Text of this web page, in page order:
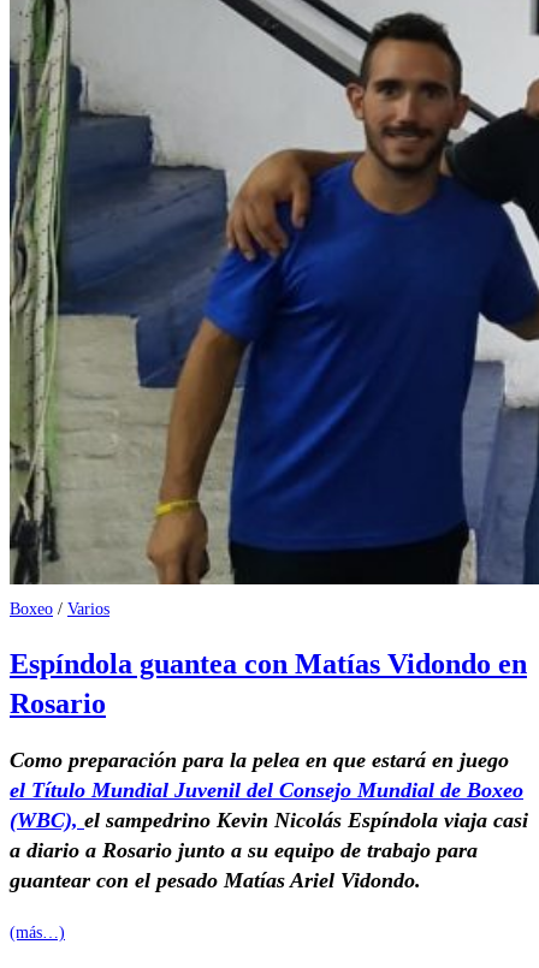
Boxeo / Varios
Espíndola guantea con Matías Vidondo en
Rosario
Como preparación para la pelea en que estará en juego
el Título Mundial Juvenil del Consejo Mundial de Boxeo
(WBC), el sampedrino Kevin Nicolás Espíndola viaja casi
a diario a Rosario junto a su equipo de trabajo para
guantear con el pesado Matías Ariel Vidondo.
(más…)